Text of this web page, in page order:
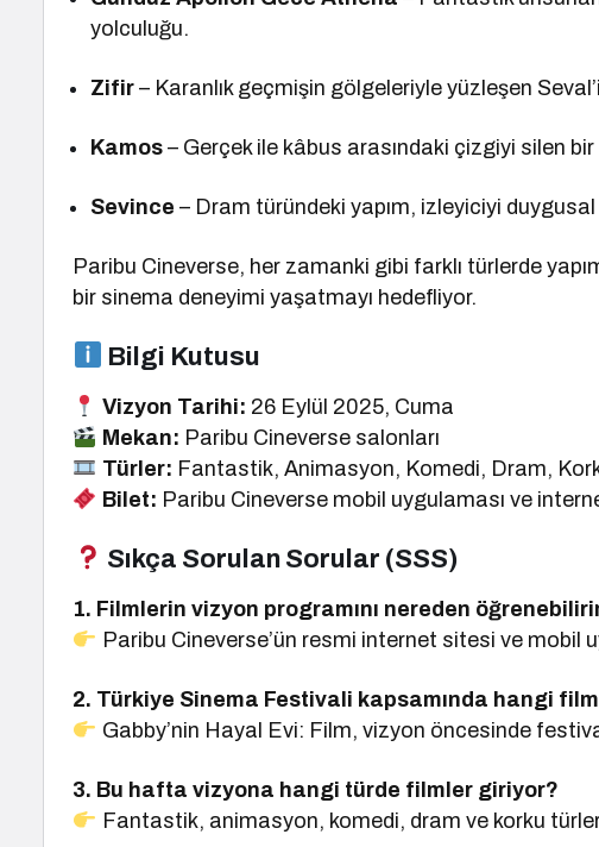
yolculuğu.
Zifir – Karanlık geçmişin gölgeleriyle yüzleşen
Kamos – Gerçek ile kâbus arasındaki çizgiyi silen
Sevince – Dram türündeki yapım, izleyiciyi duygusal
Paribu Cineverse, her zamanki gibi farklı türlerde
bir sinema deneyimi yaşatmayı hedefliyor.
Bilgi Kutusu
Vizyon Tarihi: 26 Eylül 2025, Cuma
Mekan: Paribu Cineverse salonları
Türler: Fantastik, Animasyon, Komedi, Dram,
Bilet: Paribu Cineverse mobil uygulaması ve
Sıkça Sorulan Sorular (SSS)
1. Filmlerin vizyon programını nereden
Paribu Cineverse’ün resmi internet sitesi ve mobil
2. Türkiye Sinema Festivali kapsamında hangi
Gabby’nin Hayal Evi: Film, vizyon öncesinde
3. Bu hafta vizyona hangi türde filmler giriyor?
Fantastik, animasyon, komedi, dram ve korku